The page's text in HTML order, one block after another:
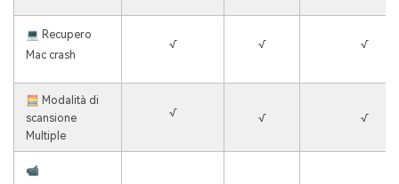
💻 Recupero
Mac crash
√ √ √
🧮 Modalità di
scansione
Multiple
√ √ √
📹